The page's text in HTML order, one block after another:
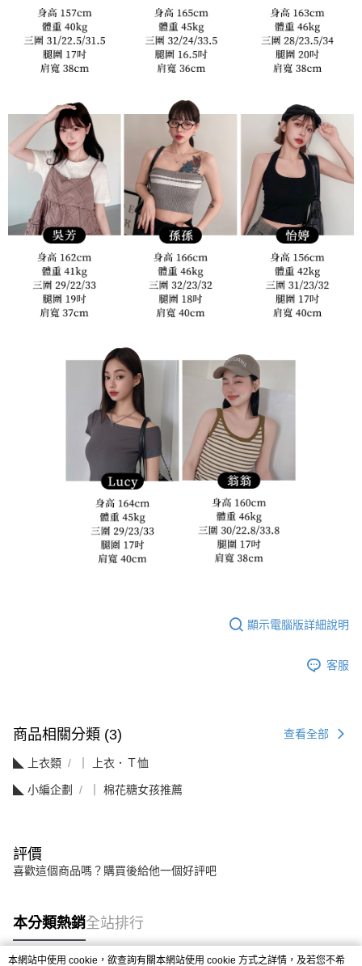
顯示電腦版詳細說明
客服
商品相關分類 (3) 查看全部
◣ 上衣類 ｜ 上衣．Ｔ恤
◣ 小編企劃 ｜ 棉花糖女孩推薦
評價
喜歡這個商品嗎？購買後給他一個好評吧
本分類熱銷全站排行
本網站中使用 cookie，欲查詢有關本網站使用 cookie 方式之詳情，及若您不希